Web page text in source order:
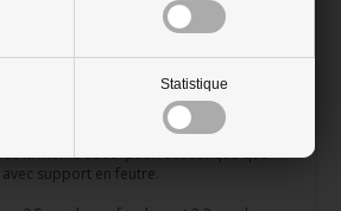
Statistique
ne réduisent pas le bruit. Ils
décoratif. Les panneaux en bois peuvent
mural et revêtement de plafond
de décoration intérieure très moderne,
cosy et chaleureuse. Les panneaux
en une seule pièce sans support en
la même absorption acoustique que
support en feutre.